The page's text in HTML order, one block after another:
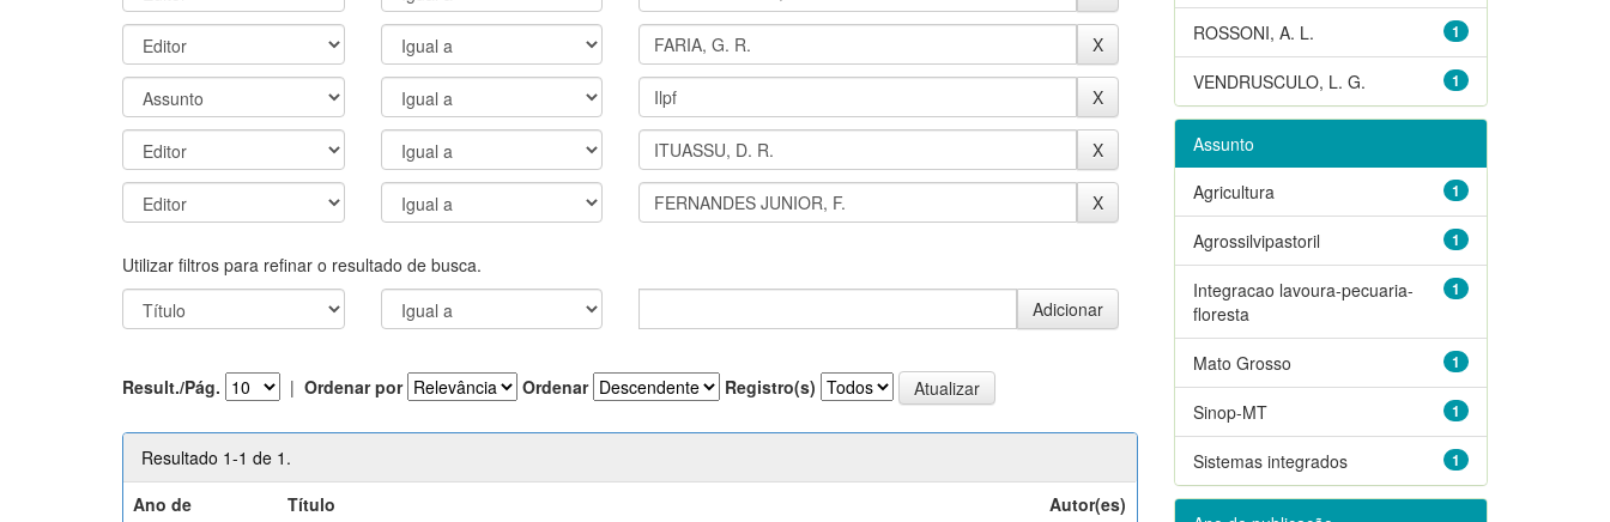
Utilizar filtros para refinar o resultado de busca.
Result./Pág. | Ordenar por Ordenar Registro(s)
Resultado 1-1 de 1.
Ano de
Título Autor(es)
1
ROSSONI, A. L.
1
VENDRUSCULO, L. G.
Assunto
1
Agricultura
1
Agrossilvipastoril
1
Integracao lavoura-pecuaria-
floresta
1
Mato Grosso
1
Sinop-MT
1
Sistemas integrados